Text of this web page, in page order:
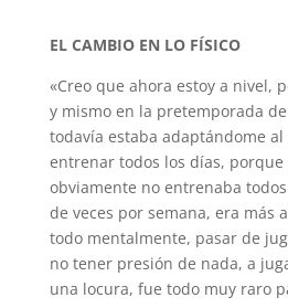
EL CAMBIO EN LO FÍSICO
«Creo que ahora estoy a nivel,
y mismo en la pretemporada
todavía estaba adaptándome
entrenar todos los días, porque
obviamente no entrenaba
de veces por semana, era más
todo mentalmente, pasar de
no tener presión de nada, a
una locura, fue todo muy raro